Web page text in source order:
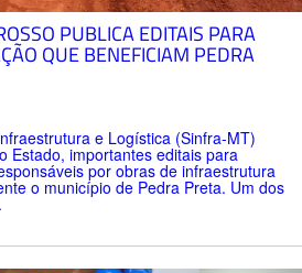
PUBLICA EDITAIS PARA
QUE BENEFICIAM PEDRA
e Logística (Sinfra-MT)
Estado, importantes editais para
por obras de infraestrutura
o município de Pedra Preta. Um dos